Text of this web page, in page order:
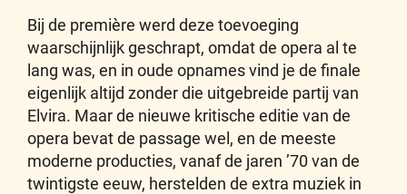
Bij de première werd deze toevoeging
waarschijnlijk geschrapt, omdat de opera al te
lang was, en in oude opnames vind je de finale
eigenlijk altijd zonder die uitgebreide partij van
Elvira. Maar de nieuwe kritische editie van de
opera bevat de passage wel, en de meeste
moderne producties, vanaf de jaren ’70 van de
twintigste eeuw, herstelden de extra muziek in